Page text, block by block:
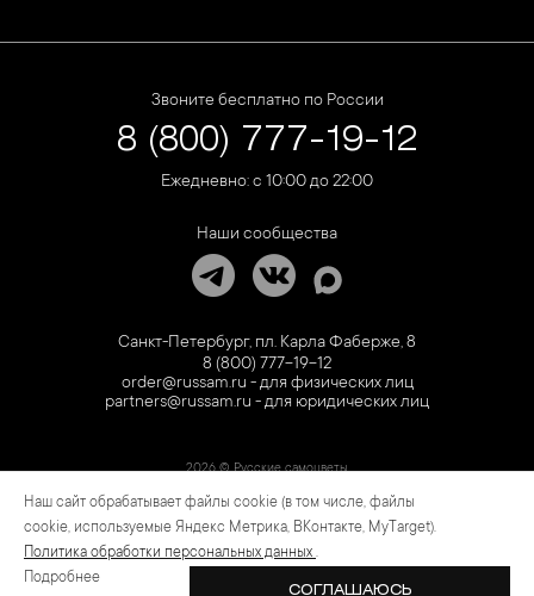
Звоните бесплатно по России
8 (800) 777-19-12
Ежедневно: с 10:00 до 22:00
Наши сообщества
Санкт-Петербург, пл. Карла Фаберже, 8
8 (800) 777-19-12
order@russam.ru - для физических лиц
partners@russam.ru - для юридических лиц
2026 © Русские самоцветы
Предложение не является публичной офертой. Цены на сайте и в розничной сети
могут отличаться. Информация на сайте о товаре носит рекламный характер и
расценивается как приглашение делать оферты на основании п.1 ст. 437
Гражданского кодекса РФ.
Наш сайт обрабатывает файлы cookie (в том числе, файлы
cookie, используемые Яндекс Метрика, ВКонтакте, MyTarget).
Политика обработки персональных данных .
Подробнее
СОГЛАШАЮСЬ